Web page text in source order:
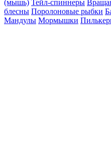
(мышь) Тейл-спиннеры
блесны Поролоновые рыбки
Мандулы Мормышки